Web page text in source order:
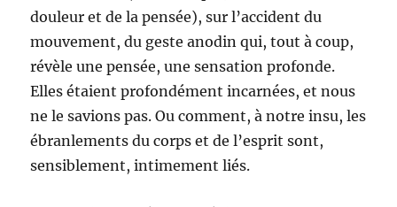
douleur et de la pensée), sur l’accident du
mouvement, du geste anodin qui, tout à coup,
révèle une pensée, une sensation profonde.
Elles étaient profondément incarnées, et nous
ne le savions pas. Ou comment, à notre insu, les
ébranlements du corps et de l’esprit sont,
sensiblement, intimement liés.